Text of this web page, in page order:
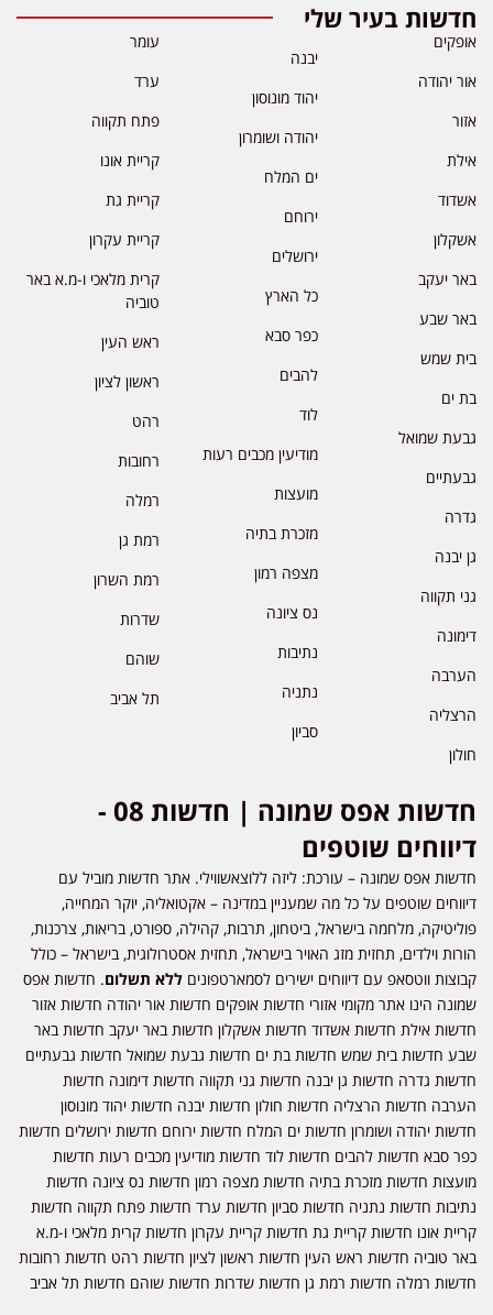
חדשות בעיר שלי
אופקים
אור יהודה
אזור
אילת
אשדוד
אשקלון
באר יעקב
באר שבע
בית שמש
בת ים
גבעת שמואל
גבעתיים
גדרה
גן יבנה
גני תקווה
דימונה
הערבה
הרצליה
חולון
יבנה
יהוד מונוסון
יהודה ושומרון
ים המלח
ירוחם
ירושלים
כל הארץ
כפר סבא
להבים
לוד
מודיעין מכבים רעות
מועצות
מזכרת בתיה
מצפה רמון
נס ציונה
נתיבות
נתניה
סביון
עומר
ערד
פתח תקווה
קריית אונו
קריית גת
קריית עקרון
קרית מלאכי ו-מ.א באר
טוביה
ראש העין
ראשון לציון
רהט
רחובות
רמלה
רמת גן
רמת השרון
שדרות
שוהם
תל אביב
חדשות אפס שמונה | חדשות 08 -
דיווחים שוטפים
חדשות אפס שמונה – עורכת: ליזה ללוצאשווילי. אתר חדשות מוביל עם
דיווחים שוטפים על כל מה שמעניין במדינה – אקטואליה, יוקר המחייה,
פוליטיקה, מלחמה בישראל, ביטחון, תרבות, קהילה, ספורט, בריאות, צרכנות,
הורות וילדים, תחזית מזג האויר בישראל, תחזית אסטרולוגית, בישראל – כולל
קבוצות ווטסאפ עם דיווחים ישירים לסמארטפונים ללא תשלום. חדשות אפס
שמונה הינו אתר מקומי אזורי חדשות אופקים חדשות אור יהודה חדשות אזור
חדשות אילת חדשות אשדוד חדשות אשקלון חדשות באר יעקב חדשות באר
שבע חדשות בית שמש חדשות בת ים חדשות גבעת שמואל חדשות גבעתיים
חדשות גדרה חדשות גן יבנה חדשות גני תקווה חדשות דימונה חדשות
הערבה חדשות הרצליה חדשות חולון חדשות יבנה חדשות יהוד מונוסון
חדשות יהודה ושומרון חדשות ים המלח חדשות ירוחם חדשות ירושלים חדשות
כפר סבא חדשות להבים חדשות לוד חדשות מודיעין מכבים רעות חדשות
מועצות חדשות מזכרת בתיה חדשות מצפה רמון חדשות נס ציונה חדשות
נתיבות חדשות נתניה חדשות סביון חדשות ערד חדשות פתח תקווה חדשות
קריית אונו חדשות קריית גת חדשות קריית עקרון חדשות קרית מלאכי ו-מ.א
באר טוביה חדשות ראש העין חדשות ראשון לציון חדשות רהט חדשות רחובות
חדשות רמלה חדשות רמת גן חדשות שדרות חדשות שוהם חדשות תל אביב